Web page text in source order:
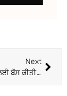
Next
ਤੀਰਥ ਯਾਤਰਾ ਲਈ ਬੱਸ ਕੀਤੀ ਰਵਾਨਾ